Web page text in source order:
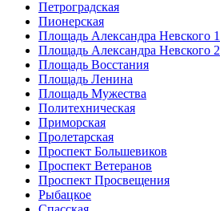
Петроградская
Пионерская
Площадь Александра Невского 1
Площадь Александра Невского 2
Площадь Восстания
Площадь Ленина
Площадь Мужества
Политехническая
Приморская
Пролетарская
Проспект Большевиков
Проспект Ветеранов
Проспект Просвещения
Рыбацкое